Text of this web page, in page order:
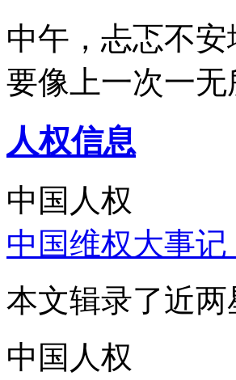
中午，忐忑不
要像上一次一
人权信息
中国人权
中国维权大事
本文辑录了近
中国人权